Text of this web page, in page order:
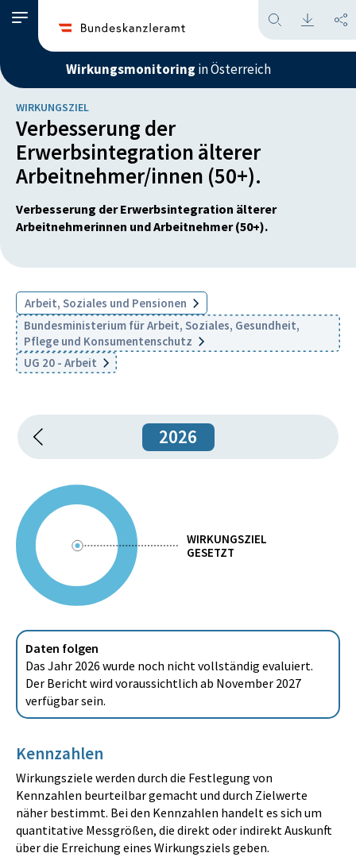
Wirkungsmonitoring in Österreich
WIRKUNGSZIEL
Verbesserung der
Erwerbsintegration älterer
Arbeitnehmer/innen (50+).
Verbesserung der Erwerbsintegration älterer
Arbeitnehmerinnen und Arbeitnehmer (50+).
Arbeit, Soziales und Pensionen
Bundesministerium für Arbeit, Soziales, Gesundheit,
Pflege und Konsumentenschutz
UG 20 - Arbeit
2026
WIRKUNGSZIEL
GESETZT
Daten folgen
Das Jahr 2026 wurde noch nicht vollständig evaluiert.
Der Bericht wird voraussichtlich ab November 2027
verfügbar sein.
Kennzahlen
Wirkungsziele werden durch die Festlegung von
Kennzahlen beurteilbar gemacht und durch Zielwerte
näher bestimmt. Bei den Kennzahlen handelt es sich um
quantitative Messgrößen, die direkt oder indirekt Auskunft
über die Erreichung eines Wirkungsziels geben.